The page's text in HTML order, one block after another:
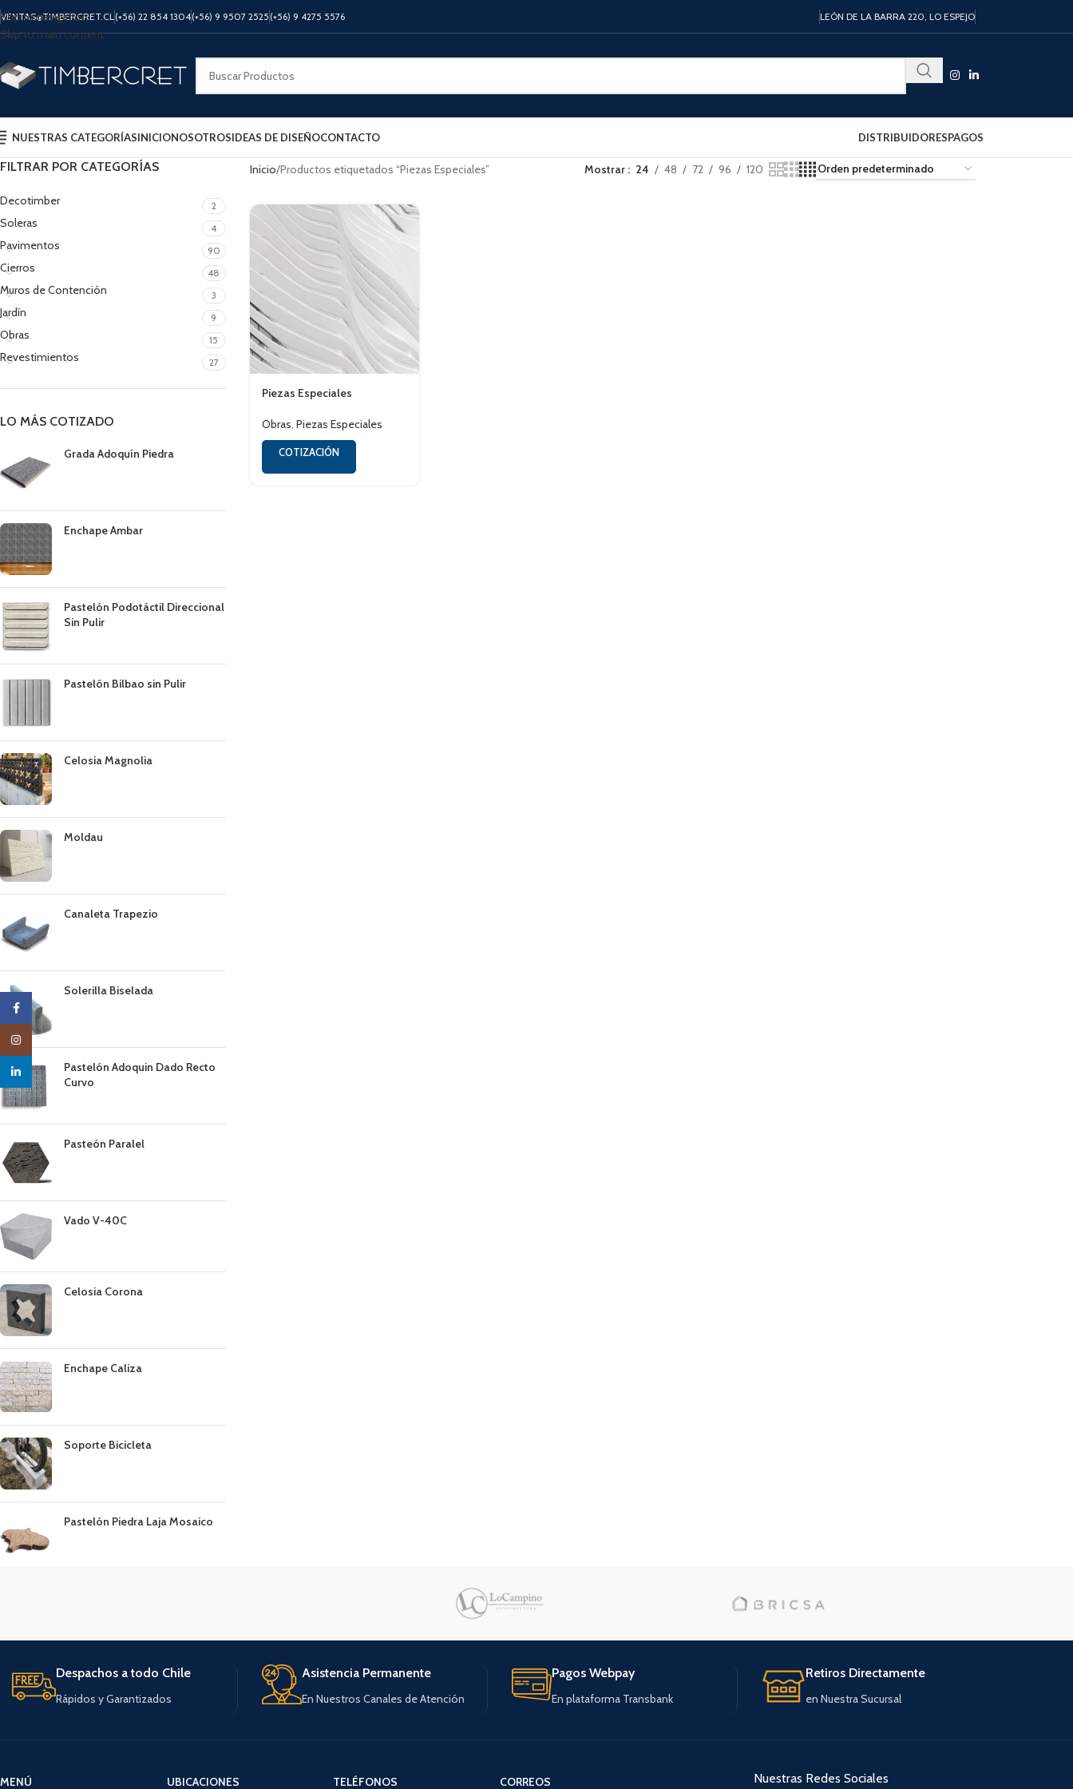
Skip to navigation
Skip to main content
VENTAS@TIMBERCRET.CL (+56) 22 854 1304(+56) 9 9507 2525(+56) 9 4275 5576 LEÓN DE LA BARRA 220, LO ESPEJO
NUESTRAS CATEGORÍASINICIONOSOTROSIDEAS DE DISEÑOCONTACTO DISTRIBUIDORESPAGOS
FILTRAR POR CATEGORÍAS
Decotimber 2
Soleras 4
Pavimentos 90
Cierros 48
Muros de Contención 3
Jardín 9
Obras 15
Revestimientos 27
LO MÁS COTIZADO
Grada Adoquín Piedra
Enchape Ambar
Pastelón Podotáctil Direccional
Sin Pulir
Pastelón Bilbao sin Pulir
Celosia Magnolia
Moldau
Canaleta Trapezio
Solerilla Biselada
Pastelón Adoquin Dado Recto
Curvo
Pasteón Paralel
Vado V-40C
Celosia Corona
Enchape Caliza
Soporte Bicicleta
Pastelón Piedra Laja Mosaico
Inicio Productos etiquetados “Piezas Especiales” Mostrar 24 48 72 96 120
Piezas Especiales
Obras, Piezas Especiales
COTIZACIÓN
Despachos a todo Chile
Rápidos y Garantizados
Asistencia Permanente
En Nuestros Canales de Atención
Pagos Webpay
En plataforma Transbank
Retiros Directamente
en Nuestra Sucursal
MENÚ UBICACIONES TELÉFONOS CORREOS Nuestras Redes Sociales
Facebook
Instagram
linkedin